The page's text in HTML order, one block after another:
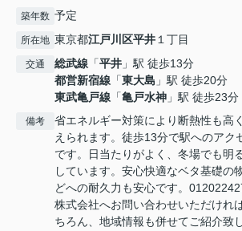
築年数 予定
所在地 東京都江戸川区平井１丁目
交通 総武線 「平井 」駅 徒歩13分
都営新宿線 「東大島 」駅 徒歩20分
東武亀戸線 「亀戸水神 」駅 徒歩23分
備考
省エネルギー対策により断熱性も高
えられます。徒歩13分で駅へのアク
です。日当たりがよく、冬場でも明
しています。安心快適なベタ基礎の
どへの耐久力も安心です。
株式会社へお問い合わせいただけれ
ちろん、地域情報も併せてご紹介致